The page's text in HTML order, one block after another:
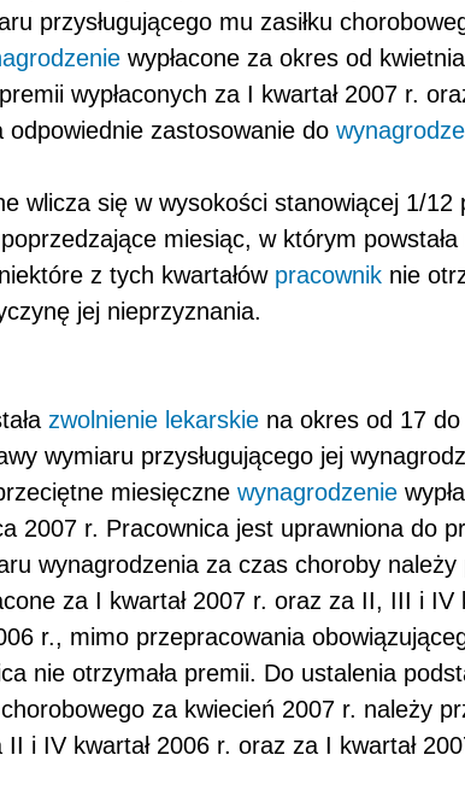
przysługującego mu zasiłku
wypłacone za okres od
wypłaconych za I kwartał 2007 r.
odpowiednie zastosowanie do
wlicza się w wysokości stanowiącej 1/12
miesiąc, w którym
z tych kwartałów pracownik nie
jej nieprzyznania.
zwolnienie lekarskie na okres od 17
wymiaru przysługującego jej
miesięczne wynagrodzenie
2007 r. Pracownica jest uprawniona do
wynagrodzenia za czas choroby należy
za I kwartał 2007 r. oraz za II, III i IV
r., mimo przepracowania
nie otrzymała premii. Do ustalenia
chorobowego za kwiecień 2007 r. należy
II i IV kwartał 2006 r. oraz za I kwartał